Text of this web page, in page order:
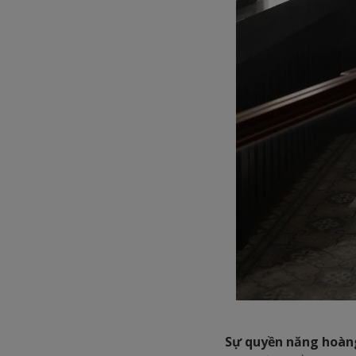
Sự quyền năng